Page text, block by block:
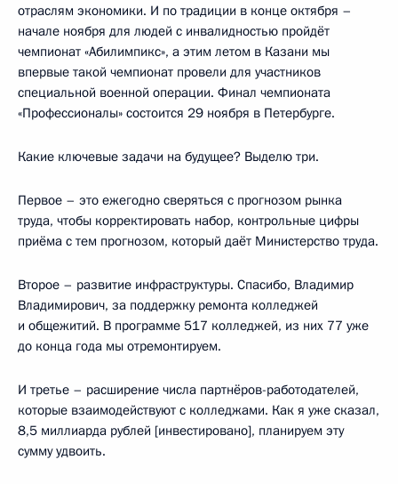
отраслям экономики. И по традиции в конце октября –
начале ноября для людей с инвалидностью пройдёт
чемпионат «Абилимпикс», а этим летом в Казани мы
впервые такой чемпионат провели для участников
специальной военной операции. Финал чемпионата
«Профессионалы» состоится 29 ноября в Петербурге.
Какие ключевые задачи на будущее? Выделю три.
Первое – это ежегодно сверяться с прогнозом рынка
труда, чтобы корректировать набор, контрольные цифры
приёма с тем прогнозом, который даёт Министерство труда.
Второе – развитие инфраструктуры. Спасибо, Владимир
Владимирович, за поддержку ремонта колледжей
и общежитий. В программе 517 колледжей, из них 77 уже
до конца года мы отремонтируем.
И третье – расширение числа партнёров-работодателей,
которые взаимодействуют с колледжами. Как я уже сказал,
8,5 миллиарда рублей [инвестировано], планируем эту
сумму удвоить.